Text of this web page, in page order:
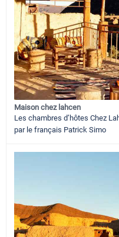
Maison chez lahcen
Les chambres d’hôtes Chez
par le français Patrick Simo